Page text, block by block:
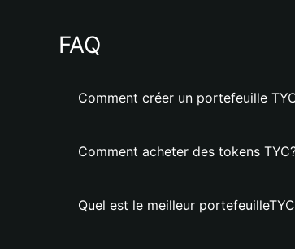
FAQ
Comment créer un portefeuille
Comment acheter des tokens
Quel est le meilleur